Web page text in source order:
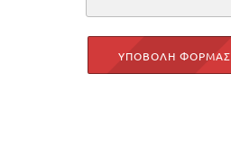
ΥΠΟΒΟΛΗ ΦΟΡΜΑΣ